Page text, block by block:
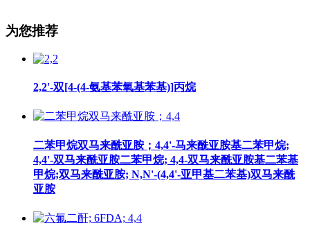
为您推荐
2,2'-双[4-(4-氨基苯氧基苯基)]丙烷
二苯甲烷双马来酰亚胺；4,4'-马来酰亚胺基二苯甲烷;
4,4'-双马来酰亚胺二苯甲烷; 4,4-双马来酰亚胺基二苯基
甲烷;双马来酰亚胺; N,N'-(4,4'-亚甲基二苯基)双马来酰
亚胺